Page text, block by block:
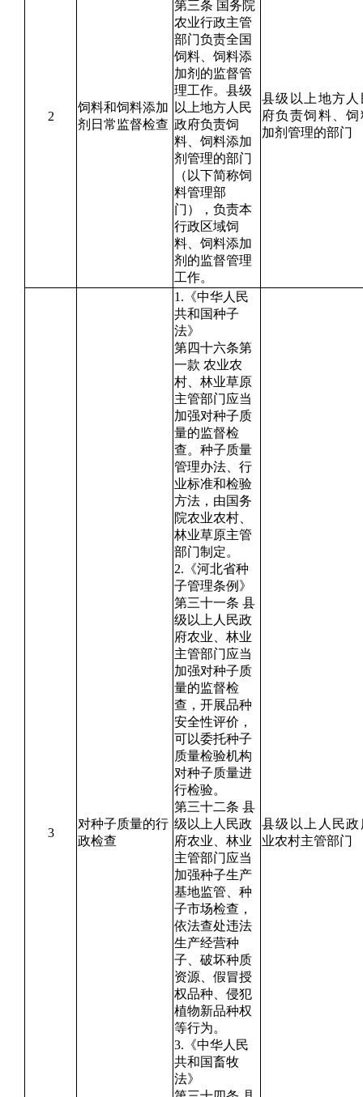
2
饲料和饲料添加
剂日常监督检查
第三条 国务院
农业行政主管
部门负责全国
饲料、饲料添
加剂的监督管
理工作。县级
以上地方人民
政府负责饲
料、饲料添加
剂管理的部门
（以下简称饲
料管理部
门），负责本
行政区域饲
料、饲料添加
剂的监督管理
工作。
县级以上地方人
府负责饲料、饲
加剂管理的部门
3
对种子质量的行
政检查
1.《中华人民
共和国种子
法》
第四十六条第
一款 农业农
村、林业草原
主管部门应当
加强对种子质
量的监督检
查。种子质量
管理办法、行
业标准和检验
方法，由国务
院农业农村、
林业草原主管
部门制定。
2.《河北省种
子管理条例》
第三十一条 县
级以上人民政
府农业、林业
主管部门应当
加强对种子质
量的监督检
查，开展品种
安全性评价，
可以委托种子
质量检验机构
对种子质量进
行检验。
第三十二条 县
级以上人民政
府农业、林业
主管部门应当
加强种子生产
基地监管、种
子市场检查，
依法查处违法
生产经营种
子、破坏种质
资源、假冒授
权品种、侵犯
植物新品种权
等行为。
3.《中华人民
共和国畜牧
法》
县级以上人民政
业农村主管部门